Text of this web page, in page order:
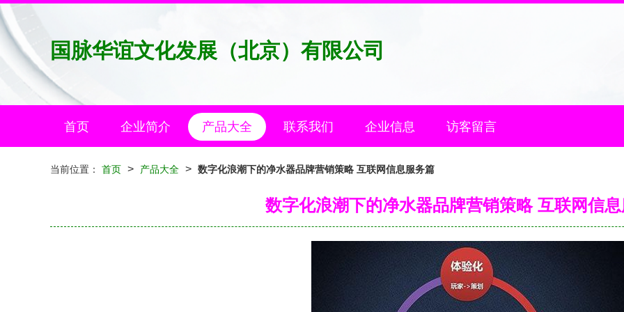
国脉华谊文化发展（北京）有限公司
首页 企业简介 产品大全 联系我们 企业信息 访客留言
当前位置： 首页 > 产品大全 > 数字化浪潮下的净水器品牌营销策略 互联网信息服务篇
数字化浪潮下的净水器品牌营销策略 互联网信